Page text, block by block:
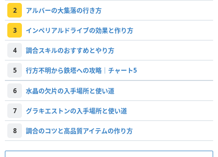
2 アルバーの大集落の行き方
3 インペリアルドライブの効果と作り方
4 調合スキルのおすすめとやり方
5 行方不明から鉄塔への攻略｜チャート5
6 水晶の欠片の入手場所と使い道
7 グラキエストンの入手場所と使い道
8 調合のコツと高品質アイテムの作り方